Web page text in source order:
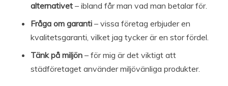
alternativet – ibland får man vad man betalar för.
Fråga om garanti – vissa företag erbjuder en
kvalitetsgaranti, vilket jag tycker är en stor fördel.
Tänk på miljön – för mig är det viktigt att
städföretaget använder miljövänliga produkter.